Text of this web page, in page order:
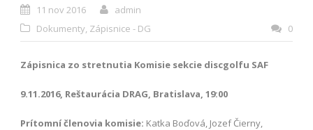
11 nov 2016
admin
Dokumenty, Zápisnice - DG 0
Zápisnica zo stretnutia Komisie sekcie discgolfu SAF
9.11.2016, Reštaurácia DRAG, Bratislava, 19:00
Prítomní členovia komisie: Katka Boďová, Jozef Čierny,